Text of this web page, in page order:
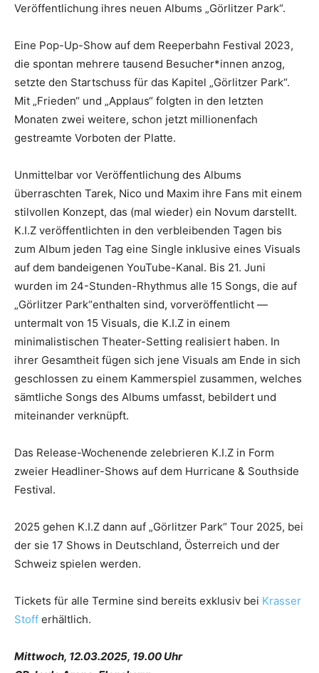
Veröffentlichung ihres neuen Albums „Görlitzer Park“.
Eine Pop-Up-Show auf dem Reeperbahn Festival 2023,
die spontan mehrere tausend Besucher*innen anzog,
setzte den Startschuss für das Kapitel „Görlitzer Park“.
Mit „Frieden“ und „Applaus“ folgten in den letzten
Monaten zwei weitere, schon jetzt millionenfach
gestreamte Vorboten der Platte.
Unmittelbar vor Veröffentlichung des Albums
überraschten Tarek, Nico und Maxim ihre Fans mit einem
stilvollen Konzept, das (mal wieder) ein Novum darstellt.
K.I.Z veröffentlichten in den verbleibenden Tagen bis
zum Album jeden Tag eine Single inklusive eines Visuals
auf dem bandeigenen YouTube-Kanal. Bis 21. Juni
wurden im 24-Stunden-Rhythmus alle 15 Songs, die auf
„Görlitzer Park“enthalten sind, vorveröffentlicht —
untermalt von 15 Visuals, die K.I.Z in einem
minimalistischen Theater-Setting realisiert haben. In
ihrer Gesamtheit fügen sich jene Visuals am Ende in sich
geschlossen zu einem Kammerspiel zusammen, welches
sämtliche Songs des Albums umfasst, bebildert und
miteinander verknüpft.
Das Release-Wochenende zelebrieren K.I.Z in Form
zweier Headliner-Shows auf dem Hurricane & Southside
Festival.
2025 gehen K.I.Z dann auf „Görlitzer Park“ Tour 2025, bei
der sie 17 Shows in Deutschland, Österreich und der
Schweiz spielen werden.
Tickets für alle Termine sind bereits exklusiv bei Krasser
Stoff erhältlich.
Mittwoch, 12.03.2025, 19.00 Uhr